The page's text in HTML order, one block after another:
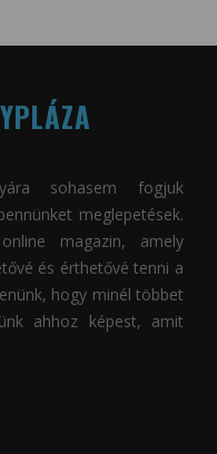
sohasem fogjuk
meglepetések.
magazin, amely
és érthetővé tenni a
hogy minél többet
ahhoz képest, amit